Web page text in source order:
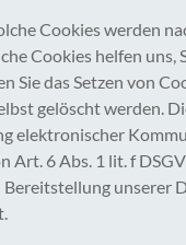
Cookies werden
Cookies helfen
Sie das Setzen von
gelöscht werden.
elektronischer
6 Abs. 1 lit. f
unserer